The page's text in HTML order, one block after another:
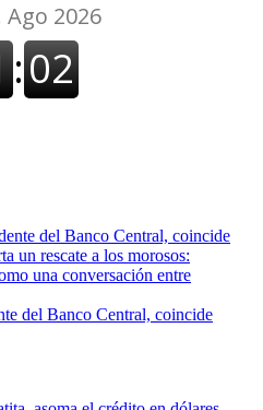
del Banco Central, coincide